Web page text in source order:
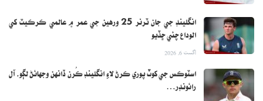
انگلينڊ جي جان ٽرنر 25 ورهين جي عمر ۾ عالمي ڪرڪيٽ کي
الوداع چئي ڇڏيو
اگست 6, 2026
اسٽوڪس جي کوٽ پوري ڪرڻ لاءِ انگلينڊ ڪُرن ڏانهن وجهائڻ لڳو، آل
رائونڊر…